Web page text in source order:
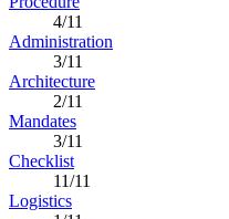
4/11
Administration
3/11
Architecture
2/11
Mandates
3/11
Checklist
11/11
Logistics